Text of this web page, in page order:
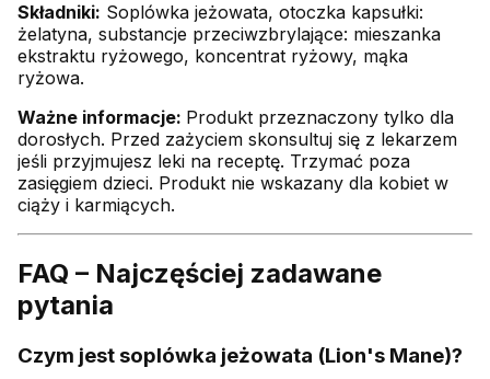
Składniki: Soplówka jeżowata, otoczka kapsułki:
żelatyna, substancje przeciwzbrylające: mieszanka
ekstraktu ryżowego, koncentrat ryżowy, mąka
ryżowa.
Ważne informacje: Produkt przeznaczony tylko dla
dorosłych. Przed zażyciem skonsultuj się z lekarzem
jeśli przyjmujesz leki na receptę. Trzymać poza
zasięgiem dzieci. Produkt nie wskazany dla kobiet w
ciąży i karmiących.
FAQ – Najczęściej zadawane
pytania
Czym jest soplówka jeżowata (Lion's Mane)?